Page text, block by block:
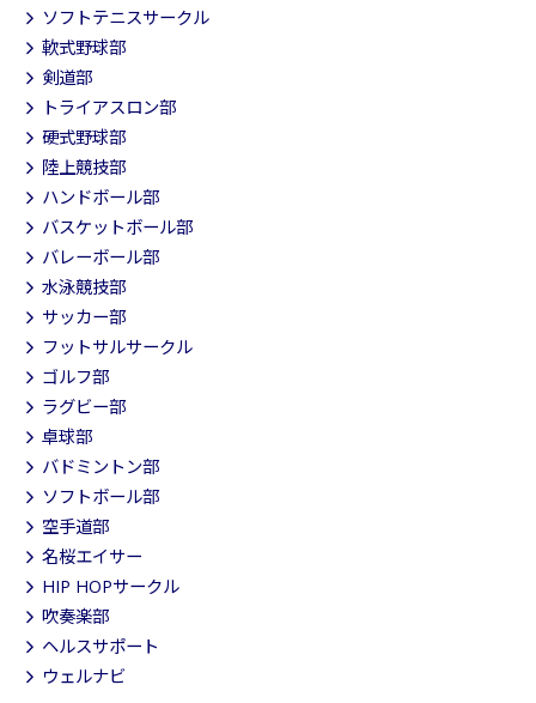
ソフトテニスサークル
軟式野球部
剣道部
トライアスロン部
硬式野球部
陸上競技部
ハンドボール部
バスケットボール部
バレーボール部
水泳競技部
サッカー部
フットサルサークル
ゴルフ部
ラグビー部
卓球部
バドミントン部
ソフトボール部
空手道部
名桜エイサー
HIP HOPサークル
吹奏楽部
ヘルスサポート
ウェルナビ